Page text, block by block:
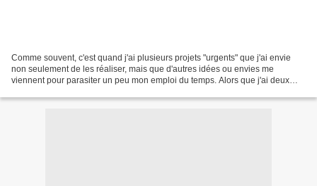
Comme souvent, c'est quand j'ai plusieurs projets "urgents" que j'ai envie
non seulement de les réaliser, mais que d'autres idées ou envies me
viennent pour parasiter un peu mon emploi du temps. Alors que j'ai deux